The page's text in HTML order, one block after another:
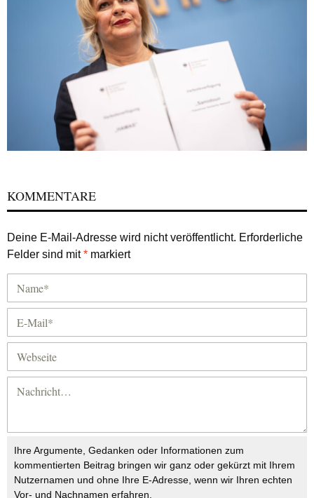
KOMMENTARE
Deine E-Mail-Adresse wird nicht veröffentlicht. Erforderliche
Felder sind mit* markiert
Ihre Argumente, Gedanken oder Informationen zum
kommentierten Beitrag bringen wir ganz oder gekürzt mit Ihrem
Nutzernamen und ohne Ihre E-Adresse, wenn wir Ihren echten
Vor- und Nachnamen erfahren.